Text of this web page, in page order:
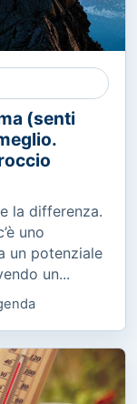
(senti
la differenza.
uno
un potenziale
un...